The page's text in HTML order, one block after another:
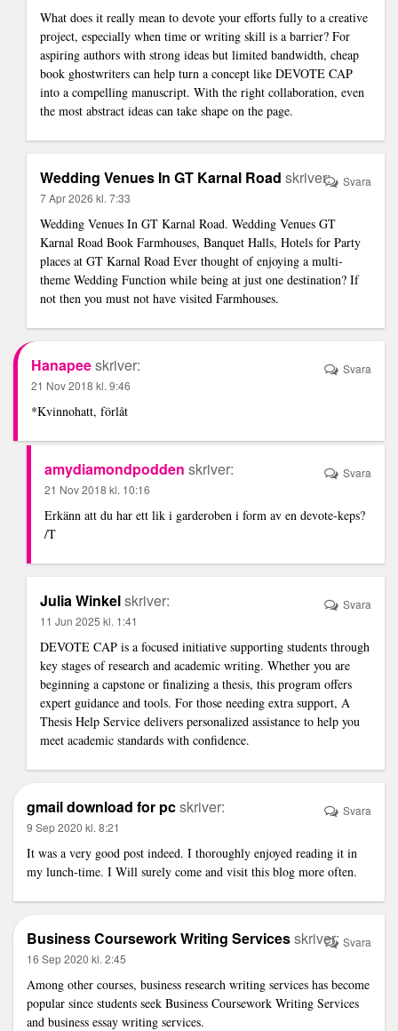
What does it really mean to devote your efforts fully to a creative
project, especially when time or writing skill is a barrier? For
aspiring authors with strong ideas but limited bandwidth, cheap
book ghostwriters can help turn a concept like DEVOTE CAP
into a compelling manuscript. With the right collaboration, even
the most abstract ideas can take shape on the page.
Wedding Venues In GT Karnal Road skriver:
7 Apr 2026 kl. 7:33
Wedding Venues In GT Karnal Road. Wedding Venues GT
Karnal Road Book Farmhouses, Banquet Halls, Hotels for Party
places at GT Karnal Road Ever thought of enjoying a multi-
theme Wedding Function while being at just one destination? If
not then you must not have visited Farmhouses.
Svara
Hanapeeskriver:
21 Nov 2018 kl. 9:46
*Kvinnohatt, förlåt
Svara
amydiamondpodden skriver:
21 Nov 2018 kl. 10:16
Erkänn att du har ett lik i garderoben i form av en devote-keps?
/T
Svara
Julia Winkelskriver:
11 Jun 2025 kl. 1:41
DEVOTE CAP is a focused initiative supporting students through
key stages of research and academic writing. Whether you are
beginning a capstone or finalizing a thesis, this program offers
expert guidance and tools. For those needing extra support, A
Thesis Help Service delivers personalized assistance to help you
meet academic standards with confidence.
Svara
gmail download for pcskriver:
9 Sep 2020 kl. 8:21
It was a very good post indeed. I thoroughly enjoyed reading it in
my lunch-time. I Will surely come and visit this blog more often.
Svara
Business Coursework Writing Servicesskriver:
16 Sep 2020 kl. 2:45
Among other courses, business research writing services has become
popular since students seek Business Coursework Writing Services
and business essay writing services.
Svara